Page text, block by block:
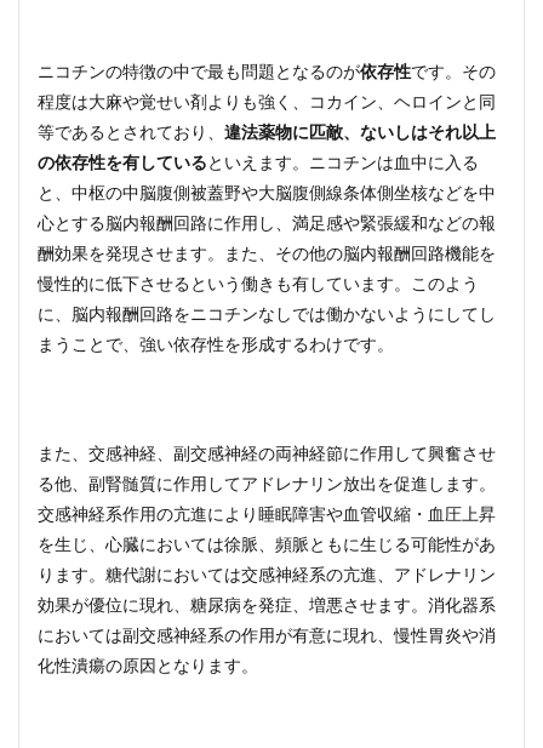
ニコチンの特徴の中で最も問題となるのが依存性です。その
程度は大麻や覚せい剤よりも強く、コカイン、ヘロインと同
等であるとされており、 違法薬物に匹敵、ないしはそれ以上
の依存性を有しているといえます。ニコチンは血中に入る
と、中枢の中脳腹側被蓋野や大脳腹側線条体側坐核などを中
心とする脳内報酬回路に作用し、満足感や緊張緩和などの報
酬効果を発現させます。また、その他の脳内報酬回路機能を
慢性的に低下させるという働きも有しています。このよう
に、脳内報酬回路をニコチンなしでは働かないようにしてし
まうことで、強い依存性を形成するわけです。
また、交感神経、副交感神経の両神経節に作用して興奮させ
る他、副腎髄質に作用してアドレナリン放出を促進します。
交感神経系作用の亢進により睡眠障害や血管収縮・血圧上昇
を生じ、心臓においては徐脈、頻脈ともに生じる可能性があ
ります。糖代謝においては交感神経系の亢進、アドレナリン
効果が優位に現れ、糖尿病を発症、増悪させます。消化器系
においては副交感神経系の作用が有意に現れ、慢性胃炎や消
化性潰瘍の原因となります。